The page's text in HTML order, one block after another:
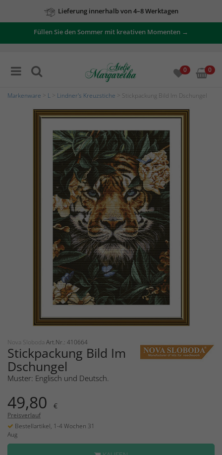
Lieferung innerhalb von 4–8 Werktagen
Füllen Sie den Sommer mit kreativen Momenten →
0 0
Markenware L Lindner's Kreuzstiche > Stickpackung Bild Im Dschungel
Nova Sloboda Art.Nr.: 410664
Stickpackung Bild Im
Dschungel
Muster: Englisch und Deutsch.
49,80 €
Preisverlauf
Bestellartikel, 1-4 Wochen 31
Aug